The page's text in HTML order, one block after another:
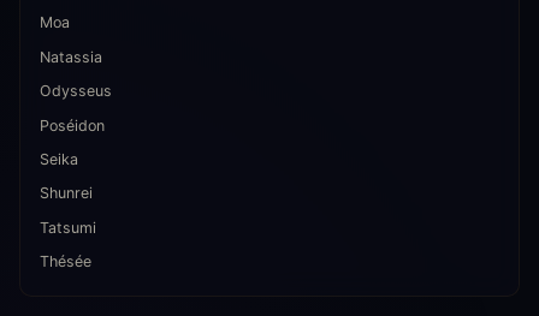
Moa
Natassia
Odysseus
Poséidon
Seika
Shunrei
Tatsumi
Thésée